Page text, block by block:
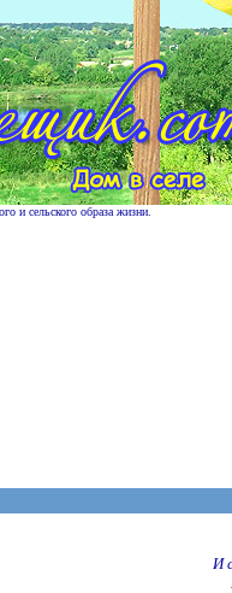
и сельского образа жизни.
И